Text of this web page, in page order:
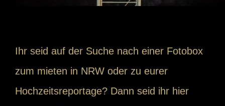
Ihr seid auf der Suche nach einer Fotobox
zum mieten in NRW oder zu eurer
Hochzeitsreportage? Dann seid ihr hier